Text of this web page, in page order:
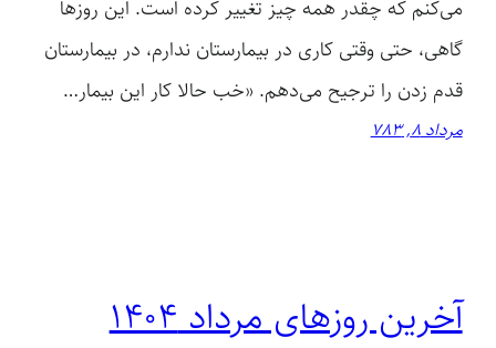
می‌کنم که چقدر همه چیز تغییر کرده است. این روزها
گاهی، حتی وقتی کاری در بیمارستان ندارم، در بیمارستان
قدم زدن را ترجیح می‌دهم. «خب حالا کار این بیمار…
مرداد 8, 783
آخرین روزهای مرداد ۱۴۰۴